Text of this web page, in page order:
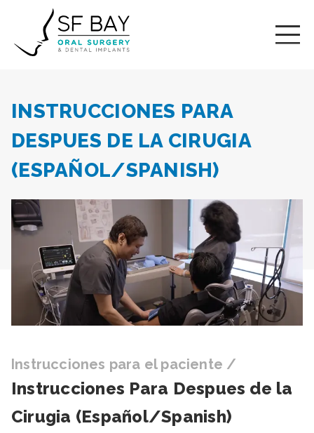
INSTRUCCIONES PARA
DESPUES DE LA CIRUGIA
(ESPAÑOL/SPANISH)
Instrucciones para el paciente /
Instrucciones Para Despues de la
Cirugia (Español/Spanish)